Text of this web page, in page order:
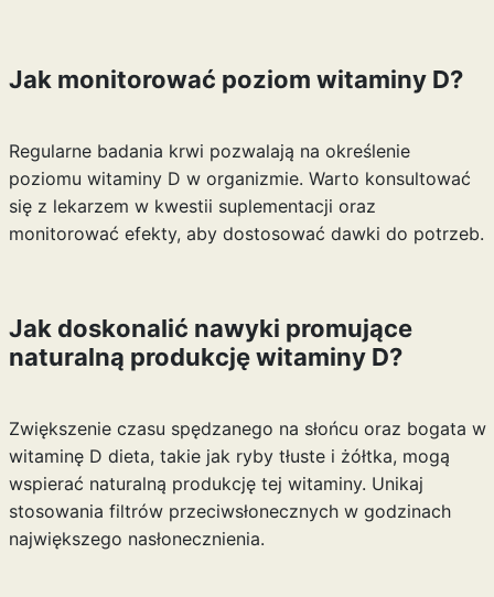
Jak monitorować poziom witaminy D?
Regularne badania krwi pozwalają na określenie
poziomu witaminy D w organizmie. Warto konsultować
się z lekarzem w kwestii suplementacji oraz
monitorować efekty, aby dostosować dawki do potrzeb.
Jak doskonalić nawyki promujące
naturalną produkcję witaminy D?
Zwiększenie czasu spędzanego na słońcu oraz bogata w
witaminę D dieta, takie jak ryby tłuste i żółtka, mogą
wspierać naturalną produkcję tej witaminy. Unikaj
stosowania filtrów przeciwsłonecznych w godzinach
największego nasłonecznienia.